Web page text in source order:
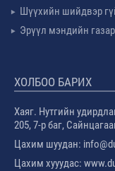
Шүүхийн шийдвэр
Эрүүл мэндийн газар
ХОЛБОО БАРИХ
Хаяг. Нутгийн
205, 7-р баг,
Цахим шуудан:
Цахим хууудас: